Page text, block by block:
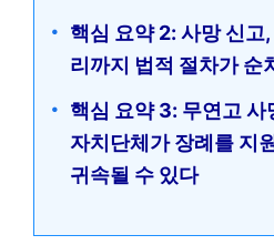
핵심 요약 2: 사망 신고
리까지 법적 절차가 순
핵심 요약 3: 무연고
자치단체가 장례를 지
귀속될 수 있다